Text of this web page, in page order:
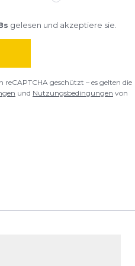
gelesen und akzeptiere sie.
reCAPTCHA geschützt – es gelten die
und Nutzungsbedingungen von